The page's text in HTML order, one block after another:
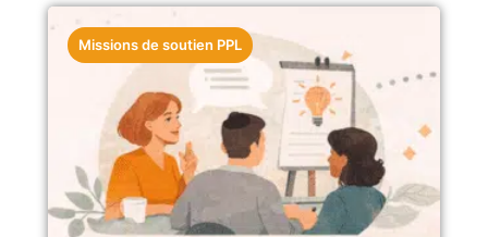
Missions de soutien PPL